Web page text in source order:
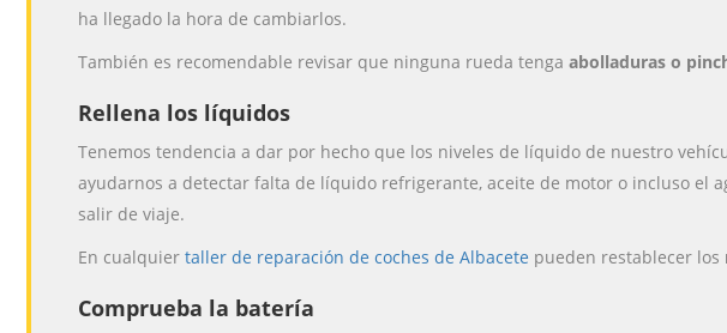
ha llegado la hora de cambiarlos.
También es recomendable revisar que ninguna rueda tenga abolladuras o
Rellena los líquidos
Tenemos tendencia a dar por hecho que los niveles de líquido de nuestro
ayudarnos a detectar falta de líquido refrigerante, aceite de motor o incluso el
salir de viaje.
En cualquier taller de reparación de coches de Albacete pueden restablecer los
Comprueba la batería